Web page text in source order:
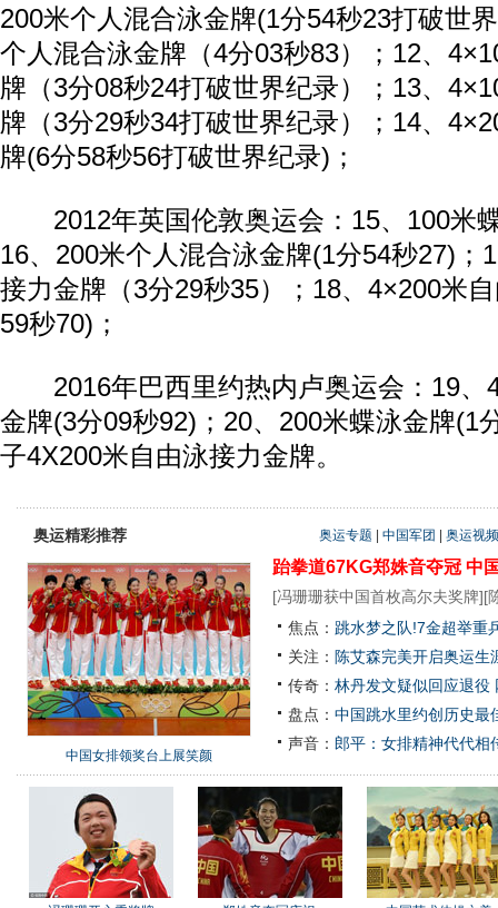
200米个人混合泳金牌(1分54秒23打破世
个人混合泳金牌（4分03秒83）；12、
牌（3分08秒24打破世界纪录）；13、
牌（3分29秒34打破世界纪录）；14、
牌(6分58秒56打破世界纪录)；
2012年英国伦敦奥运会：15、100米
16、200米个人混合泳金牌(1分54秒27)；
接力金牌（3分29秒35）；18、4×200米
59秒70)；
2016年巴西里约热内卢奥运会：19、
金牌(3分09秒92)；20、200米蝶泳金牌(1
子4X200米自由泳接力金牌。
奥运精彩推荐 奥运专题 中国军团 奥运视频
中国女排领奖台上展笑颜
跆拳道67KG郑姝音夺冠 中
[冯珊珊获中国首枚高尔夫奖牌][
焦点： 跳水梦之队!7金超举重
关注： 陈艾森完美开启奥运
传奇： 林丹发文疑似回应退役
盘点： 中国跳水里约创历史最
声音： 郎平：女排精神代代相